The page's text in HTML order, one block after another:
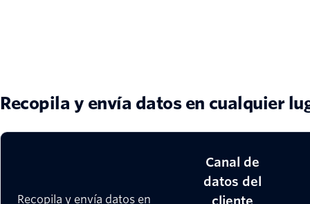
Recopila y envía datos en cualquier
Recopila y envía datos en
Canal de
datos del
cliente